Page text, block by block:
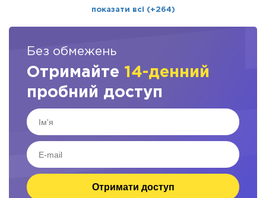
показати всі (+264)
Без обмежень
Отримайте 14-денний
пробний доступ
Отримати доступ